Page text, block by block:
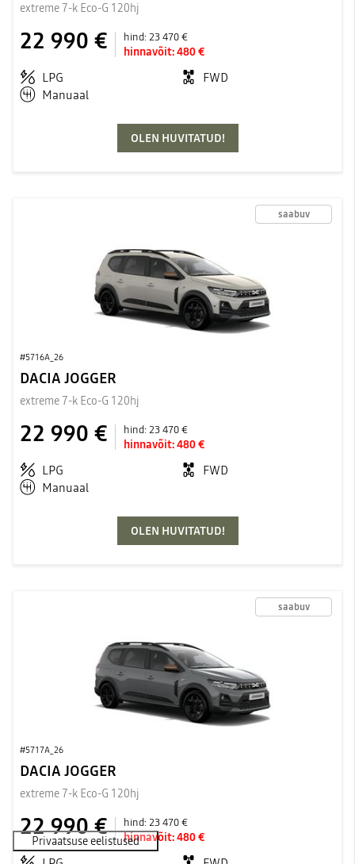
extreme 7-k Eco-G 120hj
22 990 € hind:23 470 €
hinnavõit:480 €
LPG
FWD
Manuaal
OLEN HUVITATUD!
saabuv
#5716A_26
DACIA JOGGER
extreme 7-k Eco-G 120hj
22 990 € hind:23 470 €
hinnavõit:480 €
LPG
FWD
Manuaal
OLEN HUVITATUD!
saabuv
#5717A_26
DACIA JOGGER
extreme 7-k Eco-G 120hj
22 990 € hind:23 470 €
hinnavõit:480 €